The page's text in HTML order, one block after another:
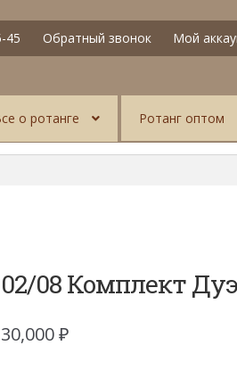
45 Обратный звонок Мой
о ротанге Ротанг оптом
02/08 Комплект
30,000₽